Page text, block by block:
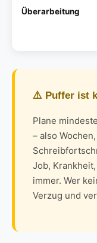
Überarbeitung
⚠️ Puffer ist
Plane
– also
Job,
immer. Wer
Verzug und